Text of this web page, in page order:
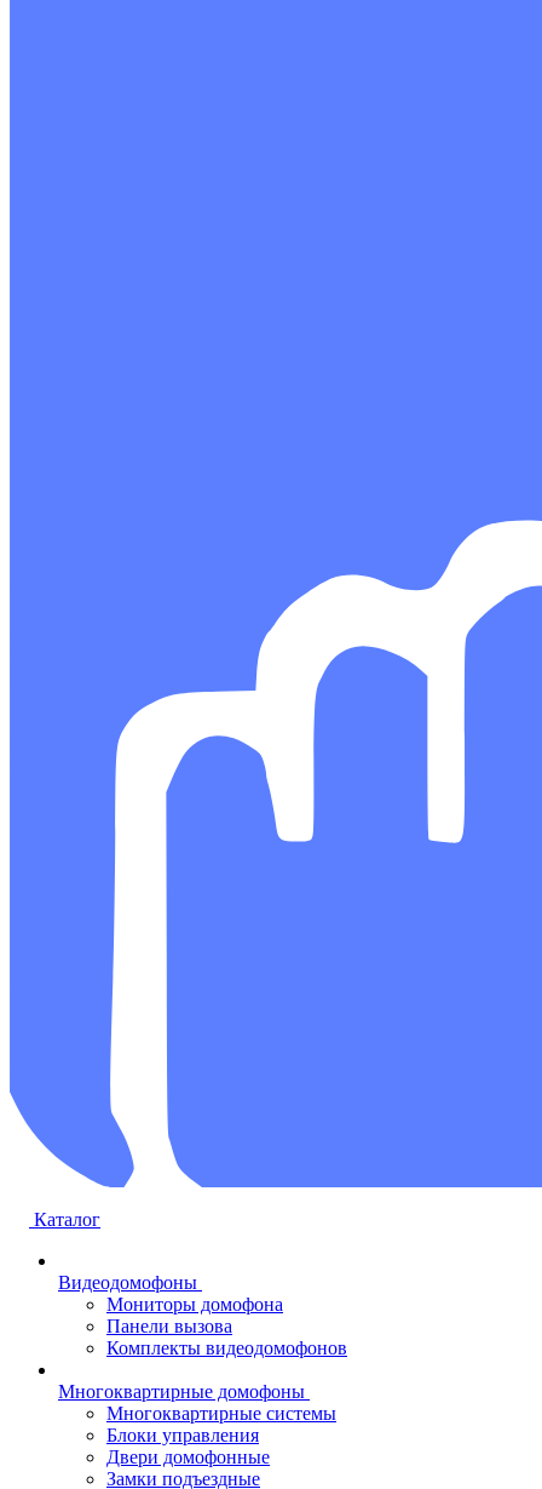
Каталог
Видеодомофоны
Мониторы домофона
Панели вызова
Комплекты видеодомофонов
Многоквартирные домофоны
Многоквартирные системы
Блоки управления
Двери домофонные
Замки подъездные